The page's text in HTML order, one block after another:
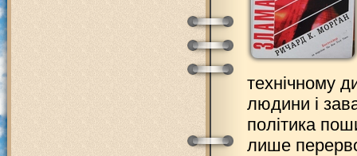
технічному
людини і
політика
лише